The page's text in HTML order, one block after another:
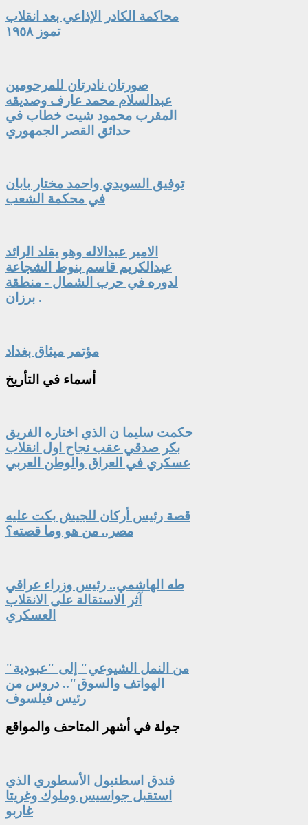
محاكمة الكادر الإذاعي بعد انقلاب
تموز ١٩٥٨
صورتان نادرتان للمرحومين
عبدالسلام محمد عارف وصديقه
المقرب محمود شيت خطاب في
حدائق القصر الجمهوري
توفيق السويدي واحمد مختار بابان
في محكمة الشعب
الامير عبدالاله وهو يقلد الرائد
عبدالكريم قاسم بنوط الشجاعة
لدوره في حرب الشمال - منطقة
برزان .
مؤتمر ميثاق بغداد
أسماء في التأريخ
حكمت سليما ن الذي اختاره الفريق
بكر صدقي عقب نجاح اول انقلاب
عسكري في العراق والوطن العربي
قصة رئيس أركان للجيش بكت عليه
مصر.. من هو وما قصته؟
طه الهاشمي.. رئيس وزراء عراقي
آثر الاستقالة على الانقلاب
العسكري
"من النمل الشيوعي" إلى "عبودية
الهواتف والسوق".. دروس من
رئيس فيلسوف
جولة في أشهر المتاحف والمواقع
فندق اسطنبول الأسطوري الذي
استقبل جواسيس وملوك وغريتا
غاربو